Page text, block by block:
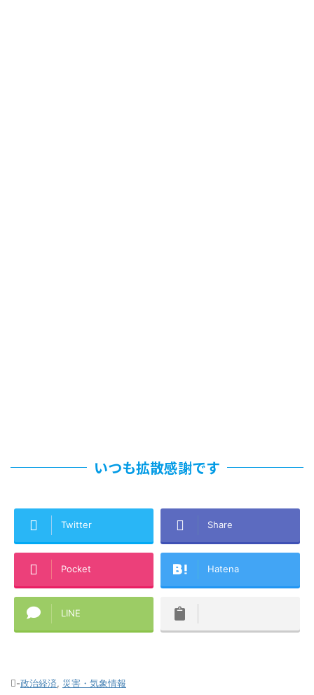
いつも拡散感謝です
Twitter Share
Pocket Hatena
LINE
-政治経済, 災害・気象情報